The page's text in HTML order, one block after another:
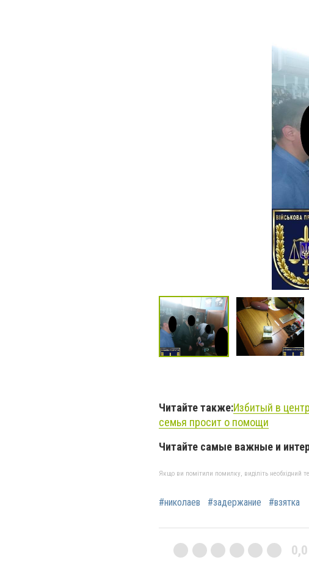
Читайте также:Избитый в
семья просит о помощи
Читайте самые важные и
Якщо ви помітили помилку, виділіть необхідний
#николаев #задержание #взятка
0,0